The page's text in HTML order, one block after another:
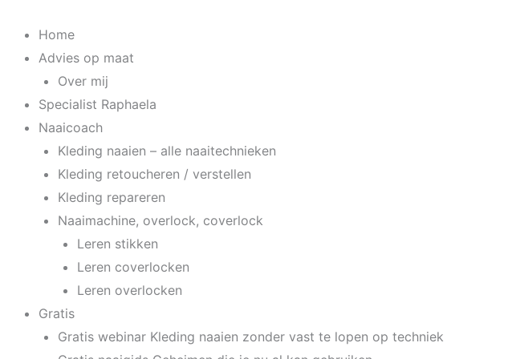
naar
Home
Advies op maat
Over mij
Specialist Raphaela
Naaicoach
Kleding naaien – alle naaitechnieken
Kleding retoucheren / verstellen
Kleding repareren
Naaimachine, overlock, coverlock
Leren stikken
Leren coverlocken
Leren overlocken
Gratis
Gratis webinar Kleding naaien zonder vast te lopen op techniek